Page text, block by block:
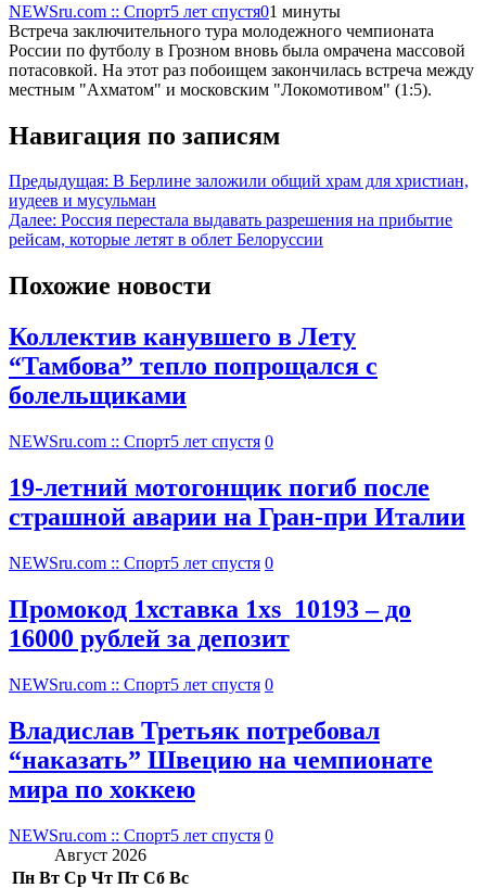
NEWSru.com :: Спорт5 лет спустя01 минуты
Встреча заключительного тура молодежного чемпионата
России по футболу в Грозном вновь была омрачена массовой
потасовкой. На этот раз побоищем закончилась встреча между
местным "Ахматом" и московским "Локомотивом" (1:5).
Навигация по записям
Предыдущая: В Берлине заложили общий храм для христиан,
иудеев и мусульман
Далее: Россия перестала выдавать разрешения на прибытие
рейсам, которые летят в облет Белоруссии
Похожие новости
Коллектив канувшего в Лету
“Тамбова” тепло попрощался с
болельщиками
NEWSru.com :: Спорт5 лет спустя 0
19-летний мотогонщик погиб после
страшной аварии на Гран-при Италии
NEWSru.com :: Спорт5 лет спустя 0
Промокод 1хставка 1xs_10193 – до
16000 рублей за депозит
NEWSru.com :: Спорт5 лет спустя 0
Владислав Третьяк потребовал
“наказать” Швецию на чемпионате
мира по хоккею
NEWSru.com :: Спорт5 лет спустя 0
Август 2026
Пн Вт Ср Чт Пт Сб Вс